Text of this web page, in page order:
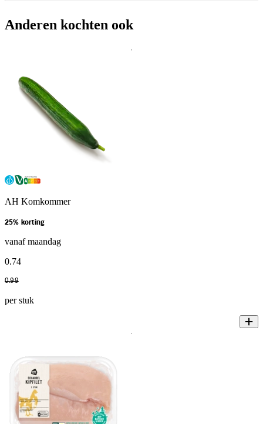
Anderen kochten ook
AH Komkommer
25% korting
vanaf maandag
0.74
0.99
per stuk